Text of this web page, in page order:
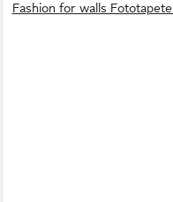
Fashion for walls